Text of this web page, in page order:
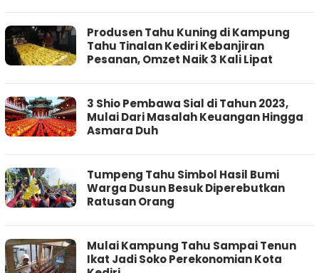
Produsen Tahu Kuning di Kampung
Tahu Tinalan Kediri Kebanjiran
Pesanan, Omzet Naik 3 Kali Lipat
3 Shio Pembawa Sial di Tahun 2023,
Mulai Dari Masalah Keuangan Hingga
Asmara Duh
Tumpeng Tahu Simbol Hasil Bumi
Warga Dusun Besuk Diperebutkan
Ratusan Orang
Mulai Kampung Tahu Sampai Tenun
Ikat Jadi Soko Perekonomian Kota